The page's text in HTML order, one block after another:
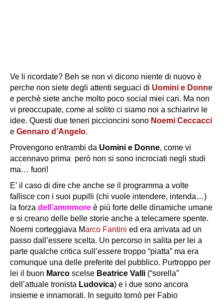
Ve li ricordate? Beh se non vi dicono niente di nuovo è
perche non siete degli attenti seguaci di Uomini e Donne
e perchè siete anche molto poco social miei cari. Ma non
vi preoccupate, come al solito ci siamo noi a schiarirvi le
idee. Questi due teneri piccioncini sono Noemi Ceccacci
e Gennaro d’Angelo.
Provengono entrambi da Uomini e Donne, come vi
accennavo prima però non si sono incrociati negli studi
ma… fuori!
E’ il caso di dire che anche se il programma a volte
fallisce con i suoi pupilli (chi vuole intendere, intenda…)
la forza dell’ammmore è più forte delle dinamiche umane
e si creano delle belle storie anche a telecamere spente.
Noemi corteggiava Marco Fantini ed era arrivata ad un
passo dall’essere scelta. Un percorso in salita per lei a
parte qualche critica sull’essere troppo “piatta” ma era
comunque una delle preferite del pubblico. Purtroppo per
lei il buon Marco scelse Beatrice Valli (“sorella”
dell’attuale tronista Ludovica) e i due sono ancora
insieme e innamorati. In seguito tornò per Fabio